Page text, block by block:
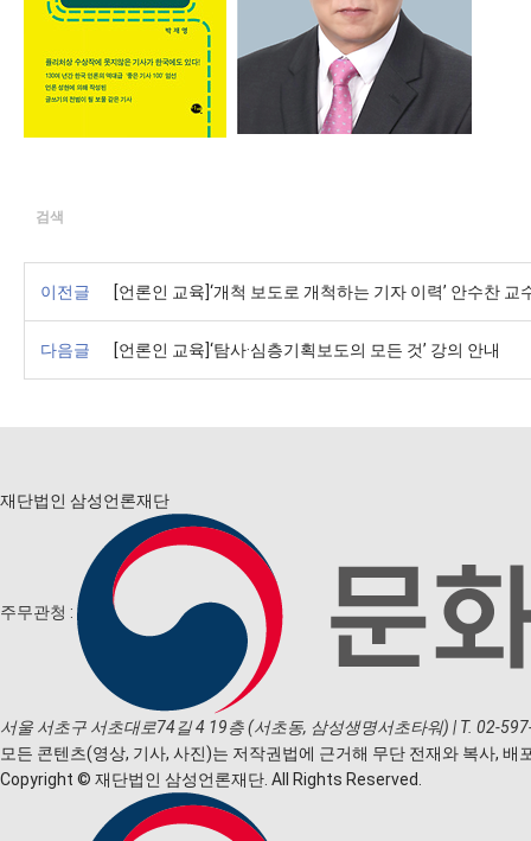
검색
이전글 [언론인 교육]‘개척 보도로 개척하는 기자 이력’ 안수찬 교
다음글 [언론인 교육]‘탐사·심층기획보도의 모든 것’ 강의 안내
재단법인 삼성언론재단
주무관청 :
서울 서초구 서초대로74길 4 19층 (서초동, 삼성생명서초타워) | T. 02-
모든 콘텐츠(영상, 기사, 사진)는 저작권법에 근거해 무단 전재와 복사, 배
Copyright © 재단법인 삼성언론재단. All Rights Reserved.